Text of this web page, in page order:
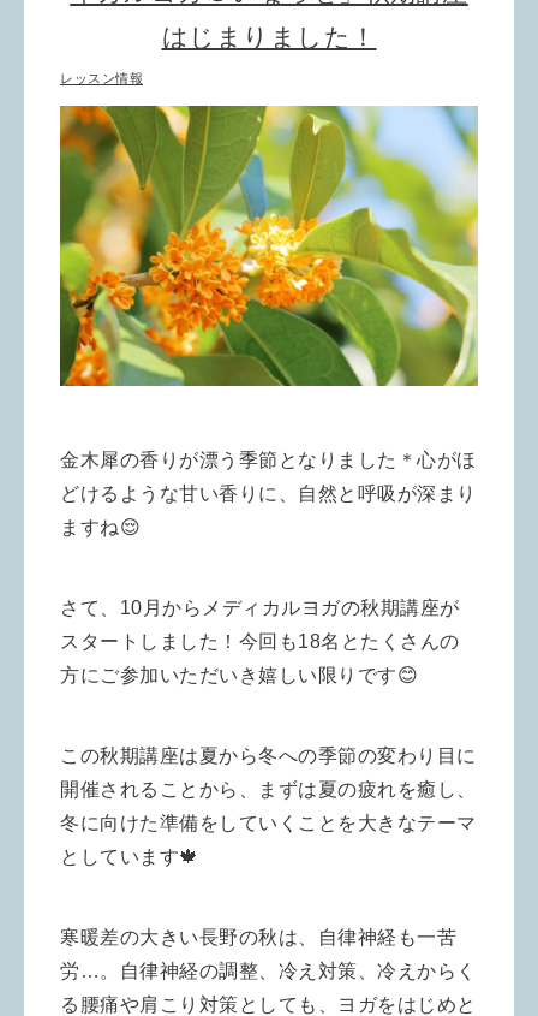
はじまりました！
レッスン情報
金木犀の香りが漂う季節となりました＊心がほ
どけるような甘い香りに、自然と呼吸が深まり
ますね😌
さて、10月からメディカルヨガの秋期講座が
スタートしました！今回も18名とたくさんの
方にご参加いただいき嬉しい限りです😊
この秋期講座は夏から冬への季節の変わり目に
開催されることから、まずは夏の疲れを癒し、
冬に向けた準備をしていくことを大きなテーマ
としています🍁
寒暖差の大きい長野の秋は、自律神経も一苦
労…。自律神経の調整、冷え対策、冷えからく
る腰痛や肩こり対策としても、ヨガをはじめと